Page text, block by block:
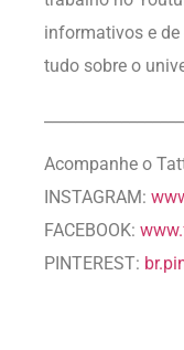
informativos e
tudo sobre o
Acompanhe o
INSTAGRAM:
FACEBOOK:
PINTEREST: